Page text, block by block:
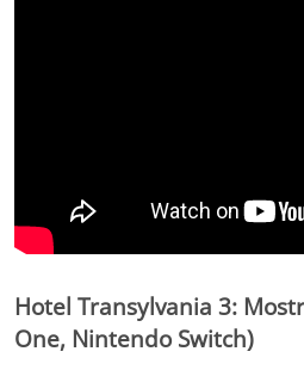
Hotel Transylvania 3:
One, Nintendo Switch)